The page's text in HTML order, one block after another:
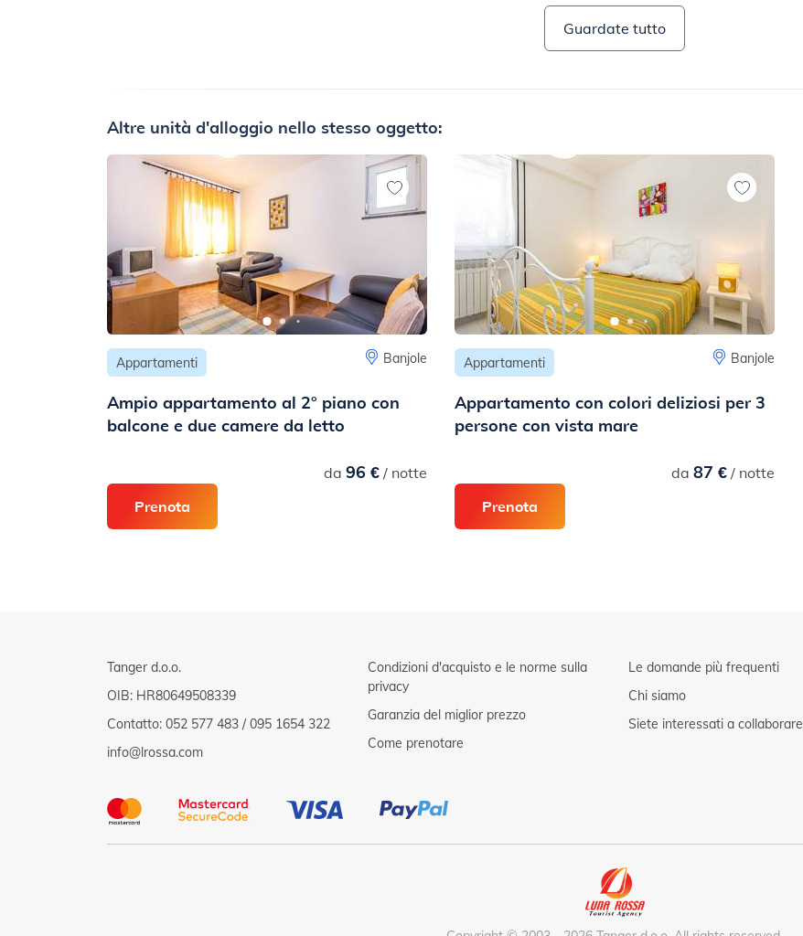
- fino all'ambulatorio o ospedale: 2 km
Guardate tutto
Altre unità d'alloggio nello stesso oggetto:
Appartamenti Banjole
Ampio appartamento al 2° piano con
balcone e due camere da letto
da 96 €/ notte
Prenota
Appartamenti Banjole
Appartamento con colori deliziosi per 3
persone con vista mare
da 87 €/ notte
Prenota
Tanger d.o.o.
OIB: HR80649508339
Contatto: 052 577 483 /095 1654 322
info@lrossa.com
Condizioni d'acquisto e le norme sulla
privacy
Garanzia del miglior prezzo
Come prenotare
Le domande più frequenti
Chi siamo
Siete interessati a collaborare